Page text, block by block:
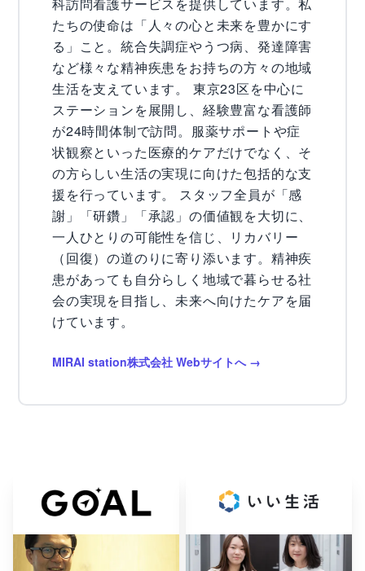
たちの使命は「人々の心と未来を豊かにす
る」こと。統合失調症やうつ病、発達障害
など様々な精神疾患をお持ちの方々の地域
生活を支えています。 東京23区を中心に
ステーションを展開し、経験豊富な看護師
が24時間体制で訪問。服薬サポートや症
状観察といった医療的ケアだけでなく、そ
の方らしい生活の実現に向けた包括的な支
援を行っています。 スタッフ全員が「感
謝」「研鑽」「承認」の価値観を大切に、
一人ひとりの可能性を信じ、リカバリー
（回復）の道のりに寄り添います。精神疾
患があっても自分らしく地域で暮らせる社
会の実現を目指し、未来へ向けたケアを届
けています。
MIRAI station株式会社 Webサイトへ